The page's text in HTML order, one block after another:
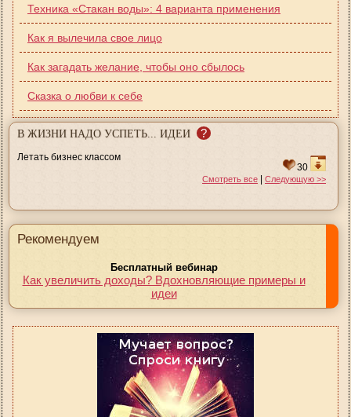
Техника «Cтакан воды»: 4 варианта применения
Как я вылечила свое лицо
Как загадать желание, чтобы оно сбылось
Сказка о любви к себе
В ЖИЗНИ НАДО УСПЕТЬ... ИДЕИ ?
Летать бизнес классом
30
Смотреть все | Следующую >>
Рекомендуем
Бесплатный вебинар
Как увеличить доходы? Вдохновляющие примеры и
идеи